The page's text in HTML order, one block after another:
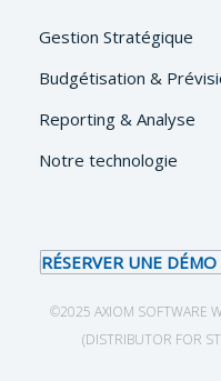
Gestion Stratégique
Budgétisation &
Reporting & Analyse
Notre technologie
RÉSERVER UNE DÉMO
©2025 AXIOM SOFTWARE
(DISTRIBUTOR FOR